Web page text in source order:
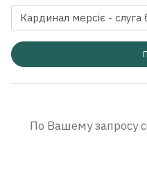
Рейтинги
Экранизации
По Вашему запросу